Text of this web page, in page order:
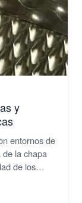
y
entornos de
la chapa
de los…